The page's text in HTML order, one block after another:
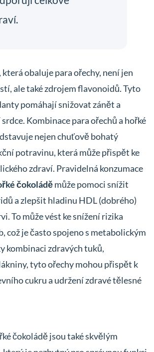
, která obaluje para ořechy, není jen
ale také zdrojem flavonoidů. Tyto
pomáhají snižovat zánět a
Kombinace para ořechů a hořké
nejen chuťově bohatý
potravinu, která může přispět ke
zdraví. Pravidelná konzumace
čokoláděmůže pomoci snížit
a zlepšit hladinu HDL (dobrého)
To může vést ke snížení rizika
což je často spojeno s metabolickým
kombinaci zdravých tuků,
tyto ořechy mohou přispět k
cukru a udržení zdravé tělesné
čokoládě jsou také skvělým